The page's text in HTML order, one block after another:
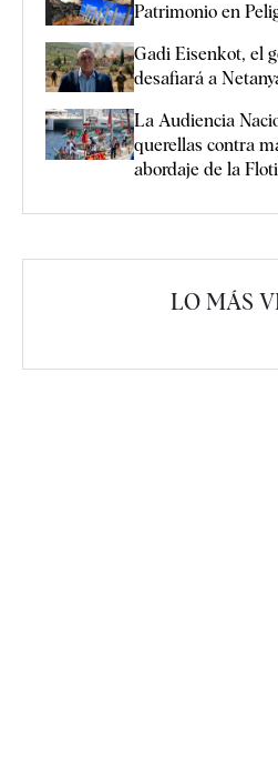
Patrimonio en
Gadi Eisenkot, el
desafiará a
La Audiencia
querellas contra
abordaje de la
LO MÁS